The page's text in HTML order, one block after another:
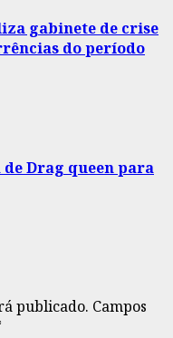
gabinete de crise
do período
Drag queen para
publicado. Campos